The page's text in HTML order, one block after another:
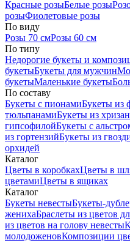
Красные розыБелые розы
розыФиолетовые розы
По виду
Розы 70 смРозы 60 см
По типу
Недорогие букеты и
букетыБукеты для мужчин
букетыМаленькие букеты
По составу
Букеты с пионамиБукеты из
тюльпанамиБукеты из
гипсофилойБукеты с
из гортензийБукеты из
орхидей
Каталог
Цветы в коробкахЦветы в
цветамиЦветы в ящиках
Каталог
Букеты невестыБукеты-
женихаБраслеты из цветов
из цветов на голову невесты
молодоженовКомпозиции